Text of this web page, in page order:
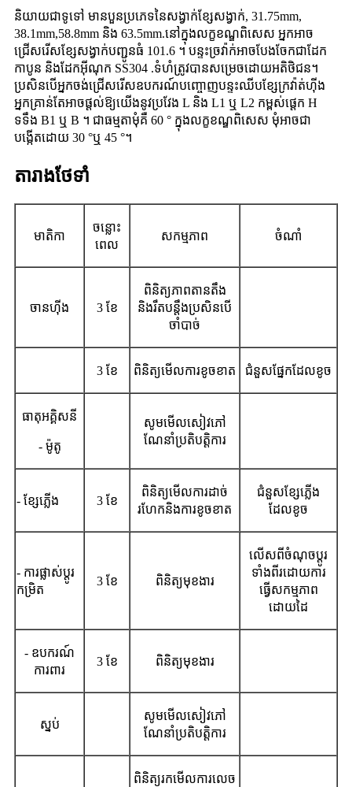
និយាយជាទូទៅ មានបួនប្រភេទនៃសង្វាក់ខ្សែសង្វាក់, 31.75mm,
38.1mm,58.8mm និង 63.5mm.នៅក្នុងលក្ខខណ្ឌពិសេស អ្នកអាច
ជ្រើសរើសខ្សែសង្វាក់បញ្ជូនធំ 101.6 ។ បន្ទះច្រវ៉ាក់អាចបែងចែកជាដែក
កាបូន និងដែកអ៊ីណុក SS304 .ទំហំត្រូវបានសម្រេចដោយអតិថិជន។
ប្រសិនបើអ្នកចង់ជ្រើសរើសឧបករណ៍បញ្ចោញបន្ទះឈីបខ្សែក្រវ៉ាត់ហ៊ីង
អ្នកគ្រាន់តែអាចផ្តល់ឱ្យយើងនូវប្រវែង L និង L1 ឬ L2 កម្ពស់ផ្ដេក H
ទទឹង B1 ឬ B ។ ជាធម្មតាមុំគឺ 60 ° ក្នុងលក្ខខណ្ឌពិសេស មុំអាចជា
បង្កើតដោយ 30 °ឬ 45 °។
តារាងថែទាំ
មាតិកា
ចន្លោះ
ពេល
សកម្មភាព ចំណាំ
ចានហ៊ីង 3 ខែ
ពិនិត្យភាពតានតឹង
និងរឹតបន្តឹងប្រសិនបើ
ចាំបាច់
3 ខែ ពិនិត្យមើលការខូចខាត ជំនួសផ្នែកដែលខូច
ធាតុអគ្គិសនី
- ម៉ូតូ
សូមមើលសៀវភៅ
ណែនាំប្រតិបត្តិការ
- ខ្សែភ្លើង 3 ខែ
ពិនិត្យមើលការដាច់
រហែកនិងការខូចខាត
ជំនួសខ្សែភ្លើង
ដែលខូច
- ការផ្លាស់ប្តូរ
កម្រិត
3 ខែ ពិនិត្យមុខងារ
លើសពីចំណុចប្តូរ
ទាំងពីរដោយការ
ធ្វើសកម្មភាព
ដោយដៃ
- ឧបករណ៍
ការពារ
3 ខែ ពិនិត្យមុខងារ
ស្នប់
សូមមើលសៀវភៅ
ណែនាំប្រតិបត្តិការ
ពិនិត្យរកមើលការលេច